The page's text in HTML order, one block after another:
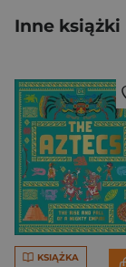
Inne książki
KSIĄŻKA